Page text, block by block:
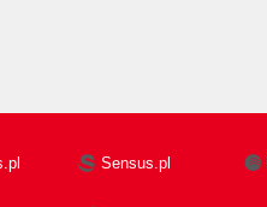
Sensus.pl